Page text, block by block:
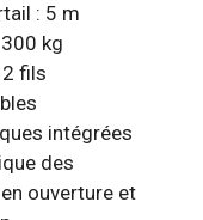
: 5 m
kg
fils
intégrées
des
ouverture et